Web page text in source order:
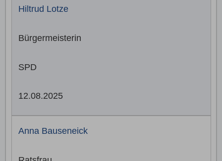
Hiltrud Lotze
Bürgermeisterin
SPD
12.08.2025
Anna Bauseneick